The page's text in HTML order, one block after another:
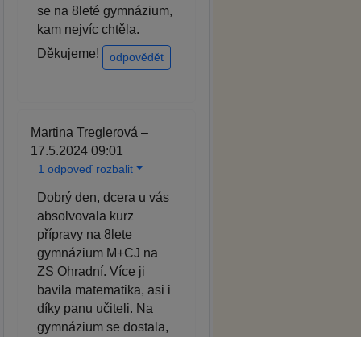
se na 8leté gymnázium,
kam nejvíc chtěla.
Děkujeme!
odpovědět
Martina Treglerová –
17.5.2024 09:01
1 odpoveď rozbalit
Dobrý den, dcera u vás
absolvovala kurz
přípravy na 8lete
gymnázium M+CJ na
ZS Ohradní. Více ji
bavila matematika, asi i
díky panu učiteli. Na
gymnázium se dostala,